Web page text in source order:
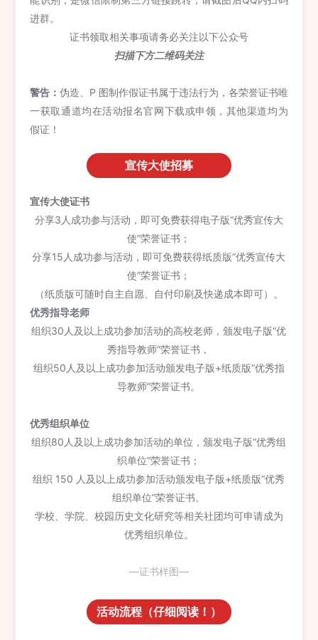
进群。
证书领取相关事项请务必关注以下公众号
扫描下方二维码关注
警告：伪造、P 图制作假证书属于违法行为，各荣誉证书唯
一获取通道均在活动报名官网下载或申领，其他渠道均为
假证！
宣传大使招募
宣传大使证书
分享3人成功参与活动，即可免费获得电子版“优秀宣传大
使”荣誉证书；
分享15人成功参与活动，即可免费获得纸质版“优秀宣传大
使”荣誉证书；
（纸质版可随时自主自愿、自付印刷及快递成本即可）。
优秀指导老师
组织30人及以上成功参加活动的高校老师，颁发电子版“优
秀指导教师”荣誉证书，
组织50人及以上成功参加活动颁发电子版+纸质版“优秀指
导教师”荣誉证书。
优秀组织单位
组织80人及以上成功参加活动的单位，颁发电子版“优秀组
织单位”荣誉证书；
组织 150 人及以上成功参加活动颁发电子版+纸质版“优秀
组织单位”荣誉证书。
学校、学院、校园历史文化研究等相关社团均可申请成为
优秀组织单位。
—证书样图—
活动流程（仔细阅读！）